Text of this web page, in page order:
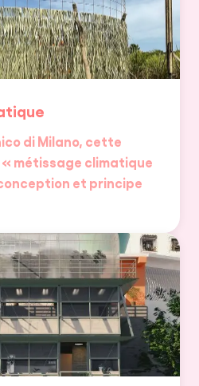
di Milano, cette
métissage climatique
et principe